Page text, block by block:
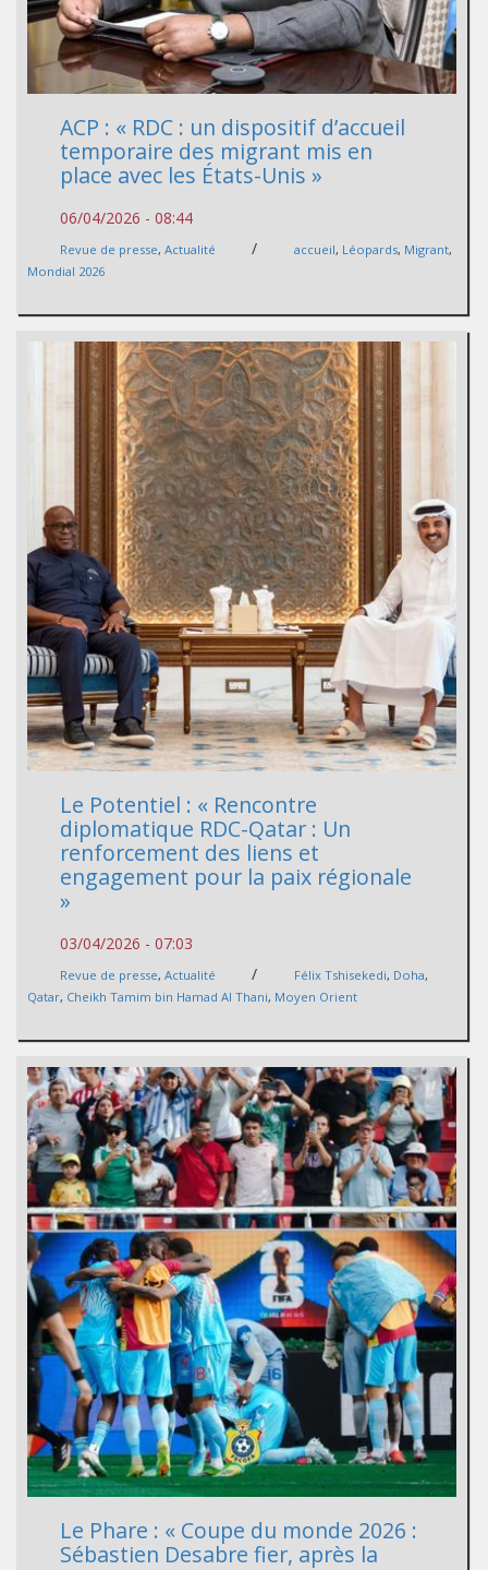
ACP : « RDC : un dispositif d’accueil
temporaire des migrant mis en
place avec les États-Unis »
06/04/2026 - 08:44
Revue de presse, Actualité / accueil, Léopards, Migrant,
Mondial 2026
Le Potentiel : « Rencontre
diplomatique RDC-Qatar : Un
renforcement des liens et
engagement pour la paix régionale
»
03/04/2026 - 07:03
Revue de presse, Actualité / Félix Tshisekedi, Doha,
Qatar, Cheikh Tamim bin Hamad Al Thani, Moyen Orient
Le Phare : « Coupe du monde 2026 :
Sébastien Desabre fier, après la